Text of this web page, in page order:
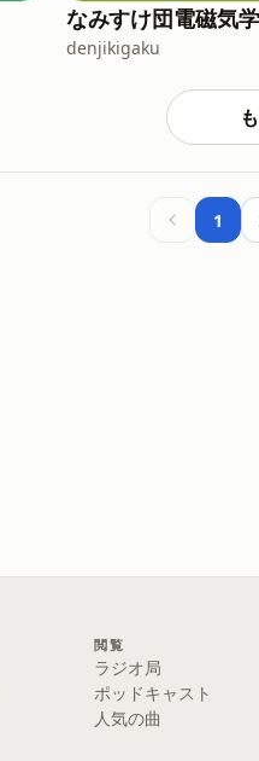
denjikigaku
1
閲覧
ラジオ局
ポッドキャスト
人気の曲